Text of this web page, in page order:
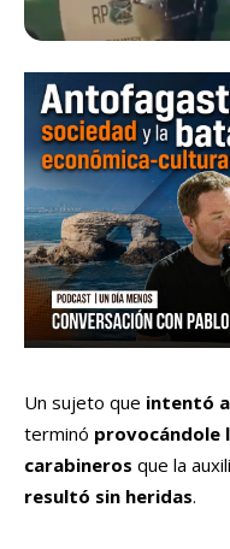
Un sujeto que intentó
terminó provocándole
carabineros que la
resultó sin heridas.